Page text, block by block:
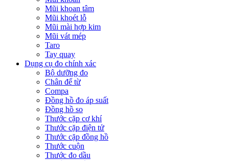
Mũi khoan tâm
Mũi khoét lỗ
Mũi mài hợp kim
Mũi vát mép
Taro
Tay quay
Dụng cụ đo chính xác
Bộ dưỡng đo
Chân đế từ
Compa
Đồng hồ đo áp suất
Đồng hồ so
Thước cặp cơ khí
Thước cặp điện tử
Thước cặp đồng hồ
Thước cuộn
Thước đo dầu